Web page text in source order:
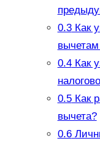
0.3Как
0.4Как
0.5Как
вычета?
0.6